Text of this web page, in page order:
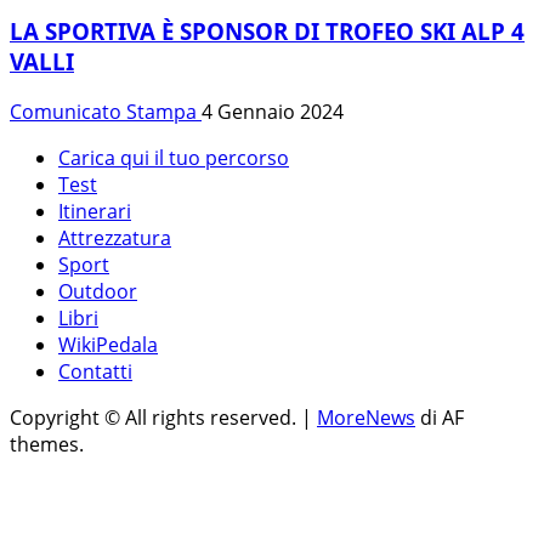
LA SPORTIVA È SPONSOR DI TROFEO SKI ALP 4
VALLI
Comunicato Stampa 4 Gennaio 2024
Carica qui il tuo percorso
Test
Itinerari
Attrezzatura
Sport
Outdoor
Libri
WikiPedala
Contatti
Copyright © All rights reserved. | MoreNews di AF
themes.